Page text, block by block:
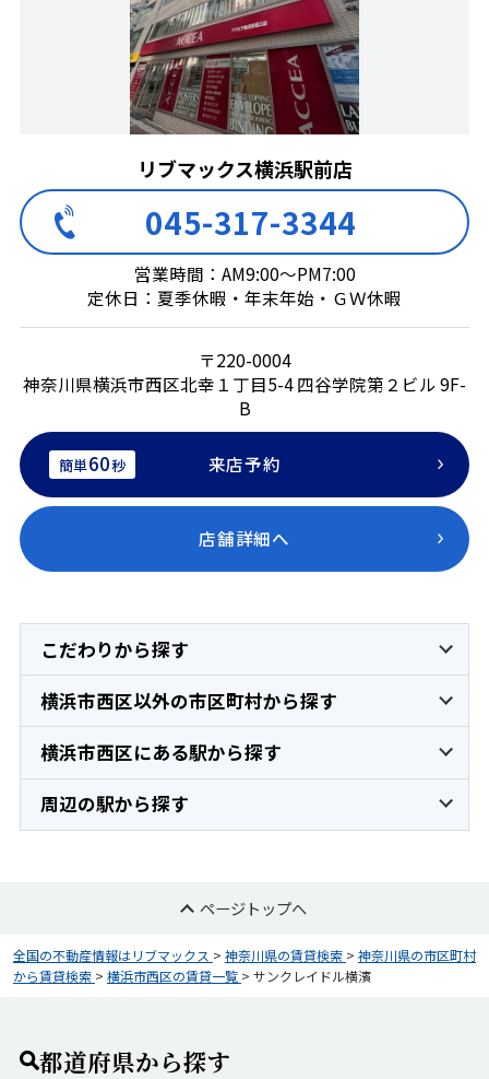
リブマックス横浜駅前店
045-317-3344
営業時間：AM9:00～PM7:00
定休日：夏季休暇・年末年始・ＧＷ休暇
〒220-0004
神奈川県横浜市西区北幸１丁目5-4 四谷学院第２ビル 9F-
B
簡単60秒 来店予約
店舗詳細へ
こだわりから探す
横浜市西区以外の市区町村から探す
横浜市西区にある駅から探す
周辺の駅から探す
ページトップへ
全国の不動産情報はリブマックス > 神奈川県の賃貸検索 > 神奈川県の市区町村
から賃貸検索 > 横浜市西区の賃貸一覧 > サンクレイドル横濱
都道府県から探す